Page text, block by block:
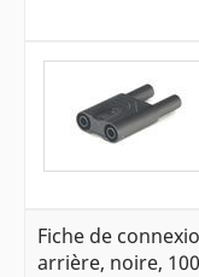
Fiche de
arrière, noire,